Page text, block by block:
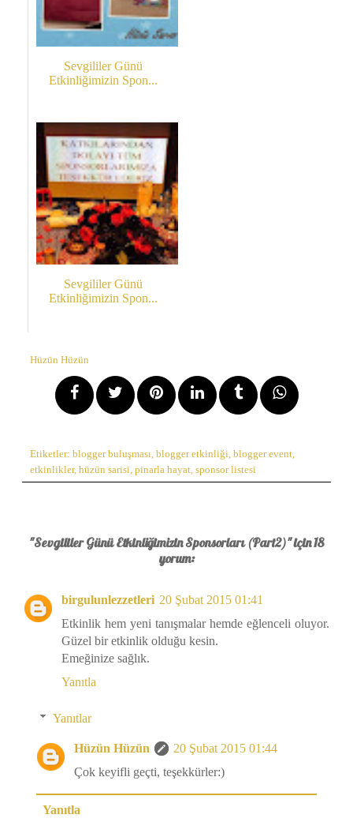
Sevgililer Günü
Etkinliğimizin Spon...
Sevgililer Günü
Etkinliğimizin Spon...
Hüzün Hüzün
Etiketler: blogger buluşması, blogger etkinliği, blogger event,
etkinlikler, hüzün sarisi, pinarla hayat, sponsor listesi
"Sevgililer Günü Etkinliğimizin Sponsorları (Part2)" için 18
yorum:
birgulunlezzetleri 20 Şubat 2015 01:41
Etkinlik hem yeni tanışmalar hemde eğlenceli oluyor.
Güzel bir etkinlik olduğu kesin.
Emeğinize sağlık.
Yanıtla
Yanıtlar
Hüzün Hüzün
20 Şubat 2015 01:44
Çok keyifli geçti, teşekkürler:)
Yanıtla